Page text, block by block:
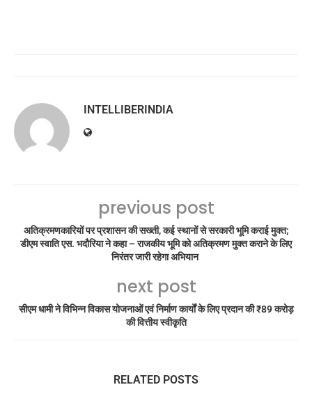
INTELLIBERINDIA
previous post
अतिक्रमणकारियों पर प्रशासन की सख्ती, कई स्थानों से सरकारी भूमि कराई मुक्त;
डीएम स्वाति एस. भदौरिया ने कहा – राजकीय भूमि को अतिक्रमण मुक्त कराने के लिए
निरंतर जारी रहेगा अभियान
next post
सीएम धामी ने विभिन्न विकास योजनाओं एवं निर्माण कार्यों के लिए प्रदान की ₹89 करोड़
की वित्तीय स्वीकृति
RELATED POSTS